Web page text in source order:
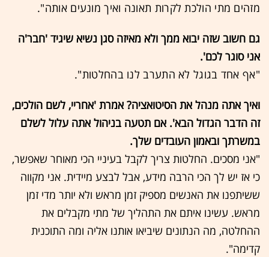
מזהים מתי הולכת לקרות תאונה ואיך מונעים אותה".
גם חשוב שזה יבוא ממך ולא מאיזה סגן נשיא שיגיד 'חבר'ה
אני סוגר לכם'.
"אף אחד בגוגל לא התערב לנו בהחלטות".
ואיך אתה מנהל את הסיטואציה? אמרת 'אחריי, לשם הולכים,
זה הדבר הגדול הבא'. אם תטעה בניהול אתה עלול לשלם
במשרתך ובאמון העובדים שלך.
"אני מסכים. החלטות צריך לקבל בעיניי הכי מאוחר שאפשר,
כי אז יש לך הכי הרבה מידע, אבל לבצע מיידית. אני מקווה
ששיתפנו את האנשים מספיק זמן מראש ולא יותר מדי זמן
מראש. עשינו איתם את התהליך של מתי מקבלים את
ההחלטה, מה הנתונים שיביאו אותנו אליה ומה התוכנית
קדימה".